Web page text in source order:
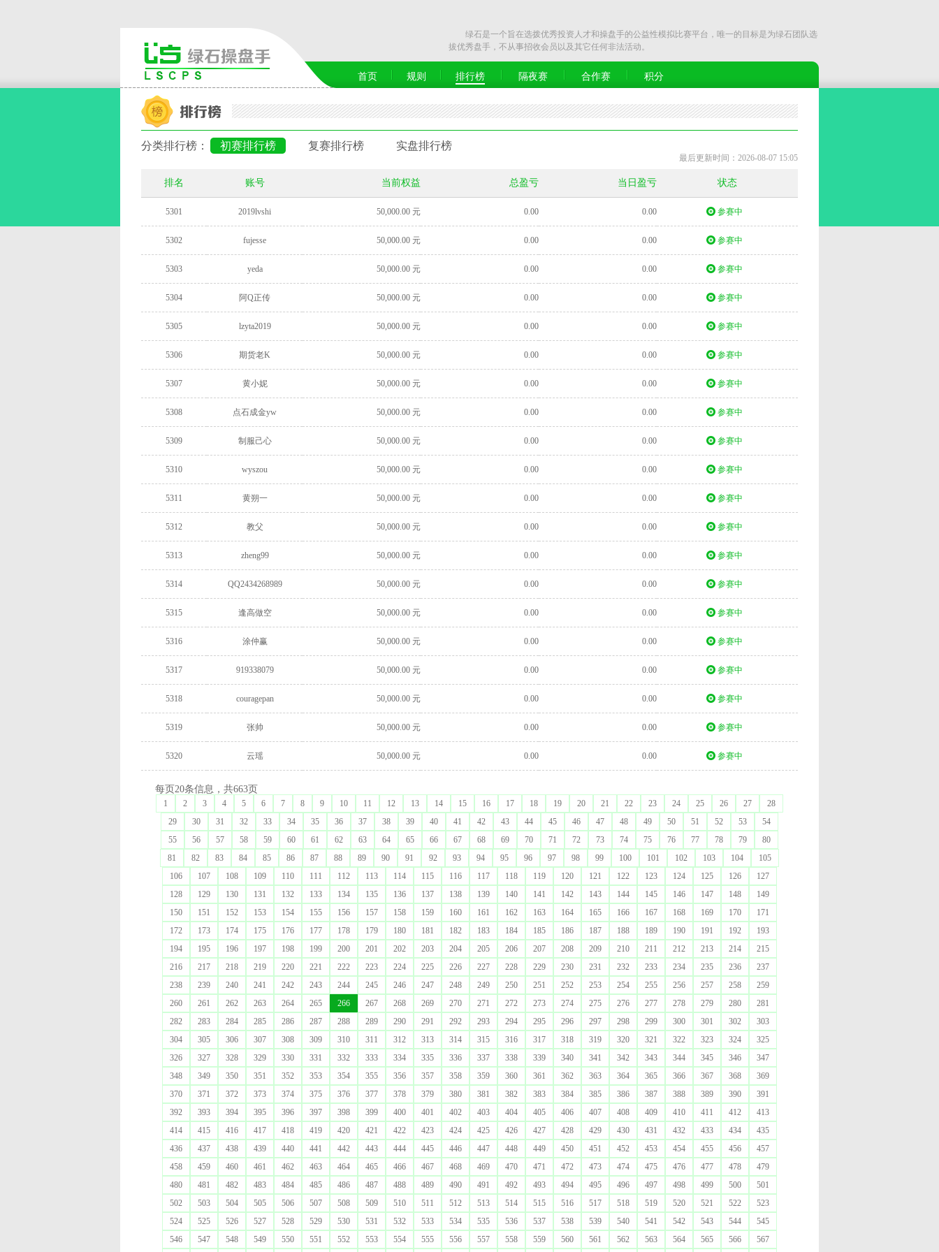
绿石是一个旨在选拨优秀投资人才和操盘手的公益性模拟比赛平台，唯一的目标是为绿石团队选
拔优秀盘手，不从事招收会员以及其它任何非法活动。
首页 规则 排行榜 隔夜赛 合作赛 积分
分类排行榜： 初赛排行榜 复赛排行榜 实盘排行榜
最后更新时间：2026-08-07 15:05
排名 账号 当前权益 总盈亏 当日盈亏 状态
5301 2019lvshi 50,000.00 元 0.00 0.00 参赛中
5302 fujesse 50,000.00 元 0.00 0.00 参赛中
5303 yeda 50,000.00 元 0.00 0.00 参赛中
5304 阿Q正传 50,000.00 元 0.00 0.00 参赛中
5305 lzyta2019 50,000.00 元 0.00 0.00 参赛中
5306 期货老K 50,000.00 元 0.00 0.00 参赛中
5307 黄小妮 50,000.00 元 0.00 0.00 参赛中
5308 点石成金yw 50,000.00 元 0.00 0.00 参赛中
5309 制服己心 50,000.00 元 0.00 0.00 参赛中
5310 wyszou 50,000.00 元 0.00 0.00 参赛中
5311 黄朔一 50,000.00 元 0.00 0.00 参赛中
5312 教父 50,000.00 元 0.00 0.00 参赛中
5313 zheng99 50,000.00 元 0.00 0.00 参赛中
5314 QQ2434268989 50,000.00 元 0.00 0.00 参赛中
5315 逢高做空 50,000.00 元 0.00 0.00 参赛中
5316 涂仲赢 50,000.00 元 0.00 0.00 参赛中
5317 919338079 50,000.00 元 0.00 0.00 参赛中
5318 couragepan 50,000.00 元 0.00 0.00 参赛中
5319 张帅 50,000.00 元 0.00 0.00 参赛中
5320 云瑶 50,000.00 元 0.00 0.00 参赛中
每页20条信息，共663页
1 2 3 4 5 6 7 8 9 10 11 12 13 14 15 16 17 18 19 20 21 22 23 24 25 26 27
28
29
30 31 32 33 34 35 36 37 38 39 40 41 42 43 44 45 46 47 48 49 50 51 52 53
54
55
56 57 58 59 60 61 62 63 64 65 66 67 68 69 70 71 72 73 74 75 76 77 78 79
80
81
82 83 84 85 86 87 88 89 90 91 92 93 94 95 96 97 98 99 100 101 102 103 104
105
106
107 108 109 110 111 112 113 114 115 116 117 118 119 120 121 122 123 124 125 126
127
128
129 130 131 132 133 134 135 136 137 138 139 140 141 142 143 144 145 146 147 148
149
150
151 152 153 154 155 156 157 158 159 160 161 162 163 164 165 166 167 168 169 170
171
172
173 174 175 176 177 178 179 180 181 182 183 184 185 186 187 188 189 190 191 192
193
194
195 196 197 198 199 200 201 202 203 204 205 206 207 208 209 210 211 212 213 214
215
216
217 218 219 220 221 222 223 224 225 226 227 228 229 230 231 232 233 234 235 236
237
238
239 240 241 242 243 244 245 246 247 248 249 250 251 252 253 254 255 256 257 258
259
260
261 262 263 264 265 266 267 268 269 270 271 272 273 274 275 276 277 278 279 280
281
282
283 284 285 286 287 288 289 290 291 292 293 294 295 296 297 298 299 300 301 302
303
304
305 306 307 308 309 310 311 312 313 314 315 316 317 318 319 320 321 322 323 324
325
326
327 328 329 330 331 332 333 334 335 336 337 338 339 340 341 342 343 344 345 346
347
348
349 350 351 352 353 354 355 356 357 358 359 360 361 362 363 364 365 366 367 368
369
370
371 372 373 374 375 376 377 378 379 380 381 382 383 384 385 386 387 388 389 390
391
392
393 394 395 396 397 398 399 400 401 402 403 404 405 406 407 408 409 410 411 412
413
414
415 416 417 418 419 420 421 422 423 424 425 426 427 428 429 430 431 432 433 434
435
436
437 438 439 440 441 442 443 444 445 446 447 448 449 450 451 452 453 454 455 456
457
458
459 460 461 462 463 464 465 466 467 468 469 470 471 472 473 474 475 476 477 478
479
480
481 482 483 484 485 486 487 488 489 490 491 492 493 494 495 496 497 498 499 500
501
502
503 504 505 506 507 508 509 510 511 512 513 514 515 516 517 518 519 520 521 522
523
524
525 526 527 528 529 530 531 532 533 534 535 536 537 538 539 540 541 542 543 544
545
546
547 548 549 550 551 552 553 554 555 556 557 558 559 560 561 562 563 564 565 566 567